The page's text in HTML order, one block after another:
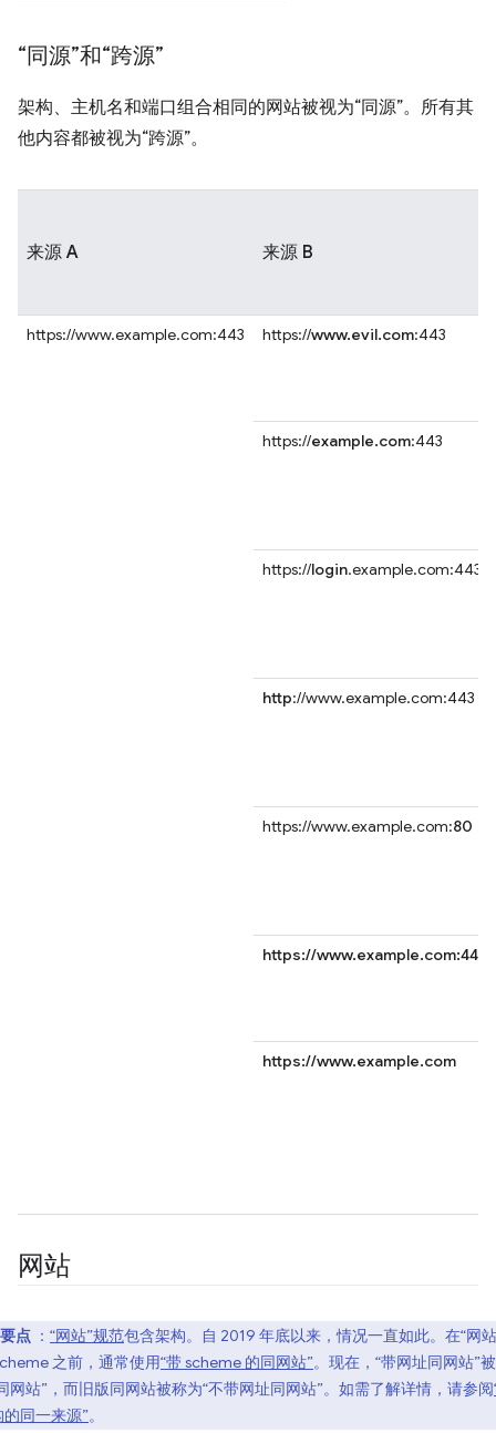
“同源”和“跨源”
架构、主机名和端口组合相同的网站被视为“同源”。所有其
他内容都被视为“跨源”。
来源 A 来源 B
https://www.example.com:443 https://www.evil.com:443
https://example.com:443
https://login.example.com:443
http://www.example.com:443
https://www.example.com:80
https://www.example.com:443
https://www.example.com
网站
要点 ： “网站”规范包含架构。自 2019 年底以来，情况一直如此。在“网
之前，通常使用“带 scheme 的同网站”。现在，“带网址同网站”
网站”，而旧版同网站被称为“不带网址同网站”。如需了解详情，请参阅
的同一来源”。